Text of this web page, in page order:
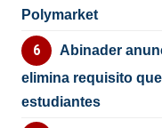
Polymarket
Abinader
elimina requisito
estudiantes